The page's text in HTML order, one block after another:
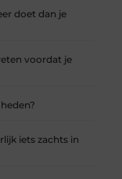
doet dan je
voordat je
iets zachts in